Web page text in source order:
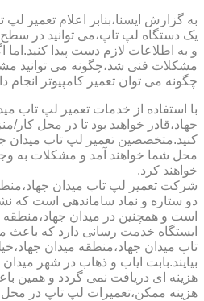
به گزارش ایسنا،بنابر اعلام تعمیر لپ
یک دستگاه لپ تاپ،می توانید در
و به اطلاعات لازم دست پیدا کنید.اما
مشکلات فنی شد،چگونه می توانید
چگونه می توان تعمیر کامپیوتر انجام
با استفاده از خدمات تعمیر لپ تاب
جهاد،قادر خواهید بود تا در محل کار/
کنید.متخصصین تعمیر لپ تاب میدان
محل شما خواهند آمد و مشکلات به
خواهند کرد.
شرکت تعمیر لپ تاب میدان
دو ستاره و نماد ساماندهی است که
ایستگاه خدمت رسانی دارد که باعث
تاب میدان جهاد،منطقه میدان
بیایند.بابت ایاب و ذهاب در شهر
هزینه ای دریافت نمی گردد و همین
هزینه ممکن،تعمیرات لپ تاپ در